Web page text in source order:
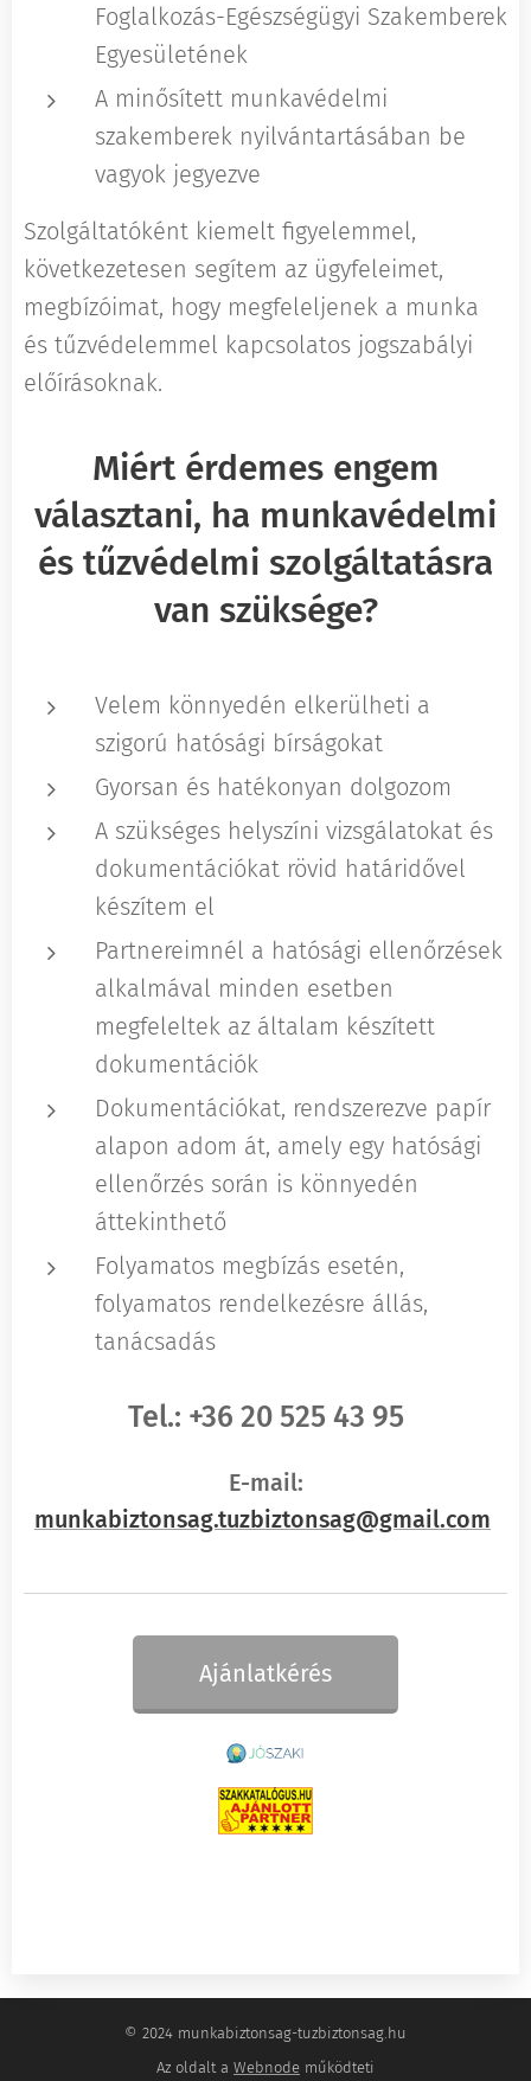
Foglalkozás-Egészségügyi Szakemberek
Egyesületének
A minősített munkavédelmi
szakemberek nyilvántartásában be
vagyok jegyezve
Szolgáltatóként kiemelt figyelemmel,
következetesen segítem az ügyfeleimet,
megbízóimat, hogy megfeleljenek a munka
és tűzvédelemmel kapcsolatos jogszabályi
előírásoknak.
Miért érdemes engem
választani, ha munkavédelmi
és tűzvédelmi szolgáltatásra
van szüksége?
Velem könnyedén elkerülheti a
szigorú hatósági bírságokat
Gyorsan és hatékonyan dolgozom
A szükséges helyszíni vizsgálatokat és
dokumentációkat rövid határidővel
készítem el
Partnereimnél a hatósági ellenőrzések
alkalmával minden esetben
megfeleltek az általam készített
dokumentációk
Dokumentációkat, rendszerezve papír
alapon adom át, amely egy hatósági
ellenőrzés során is könnyedén
áttekinthető
Folyamatos megbízás esetén,
folyamatos rendelkezésre állás,
tanácsadás
Tel.: +36 20 525 43 95
E-mail:
munkabiztonsag.tuzbiztonsag@gmail.com
Ajánlatkérés
© 2024 munkabiztonsag-tuzbiztonsag.hu
Az oldalt a Webnode működteti